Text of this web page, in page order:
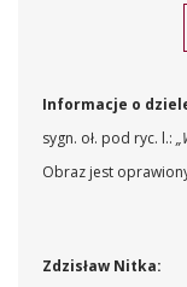
Informacje o
sygn. oł. pod ryc. l.:
Obraz jest
Zdzisław Nitka: